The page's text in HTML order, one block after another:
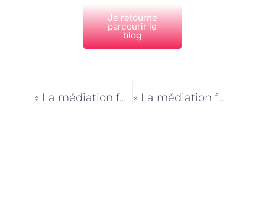
Je retourne
parcourir le
blog
« La médiation familiale à Paris : une solution pour les familles confrontées à l’aliénation parentale » « La médiation familiale à Paris : une approche collaborative pour la résolution des conflits »